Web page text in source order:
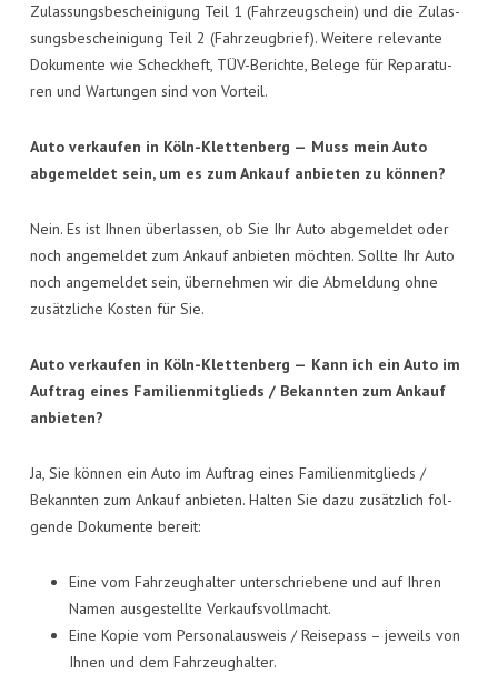
Zulas­sungs­be­schei­ni­gung Teil 1 (Fahr­zeug­schein) und die Zulas­
sungs­be­schei­ni­gung Teil 2 (Fahr­zeug­brief). Wei­te­re rele­van­te
Doku­men­te wie Scheck­heft, TÜV-Berich­te, Bele­ge für Repa­ra­tu­
ren und War­tun­gen sind von Vorteil.
Auto ver­kau­fen in Köln-Klet­ten­berg — Muss mein Auto
abge­mel­det sein, um es zum Ankauf anbie­ten zu können?
Nein. Es ist Ihnen über­las­sen, ob Sie Ihr Auto abge­mel­det oder
noch ange­mel­det zum Ankauf anbie­ten möch­ten. Soll­te Ihr Auto
noch ange­mel­det sein, über­neh­men wir die Abmel­dung ohne
zusätz­li­che Kos­ten für Sie.
Auto ver­kau­fen in Köln-Klet­ten­berg — Kann ich ein Auto im
Auf­trag eines Fami­li­en­mit­glieds / Bekann­ten zum Ankauf
anbieten?
Ja, Sie kön­nen ein Auto im Auf­trag eines Fami­li­en­mit­glieds /
Bekann­ten zum Ankauf anbie­ten. Hal­ten Sie dazu zusätz­lich fol­
gen­de Doku­men­te bereit:
Eine vom Fahr­zeug­hal­ter unter­schrie­be­ne und auf Ihren
Namen aus­ge­stell­te Verkaufsvollmacht.
Eine Kopie vom Per­so­nal­aus­weis / Rei­se­pass – jeweils von
Ihnen und dem Fahrzeughalter.